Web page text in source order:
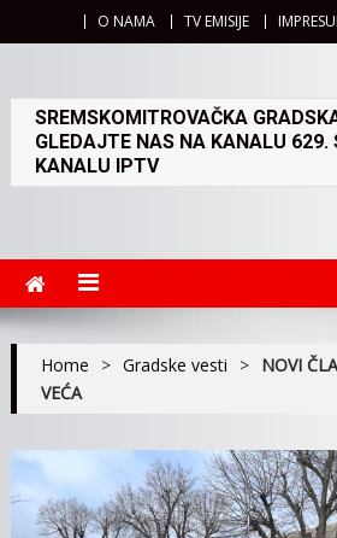
O NAMA TV EMISIJE
SREMSKOMITROVAČKA
GLEDAJTE NAS NA KANALU 629.
KANALU IPTV
Home > Gradske vesti > NOVI
VEĆA